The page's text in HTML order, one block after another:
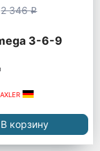
2 346q
3-6-9
В корзину